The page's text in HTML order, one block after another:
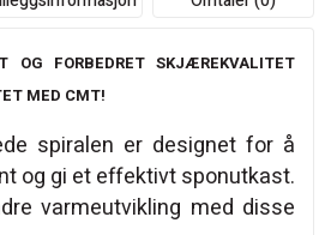
OG FORBEDRET SKJÆREKVALITET
MED CMT!
spiralen er designet for å
og gi et effektivt sponutkast.
varmeutvikling med disse